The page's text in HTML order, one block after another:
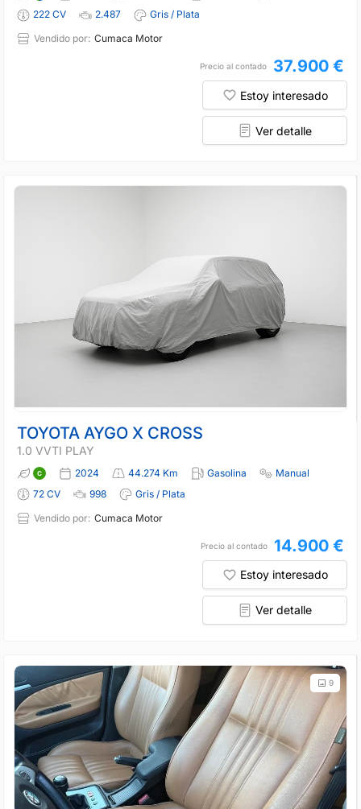
222 CV
2.487
Gris / Plata
Vendido por: Cumaca Motor
Precio al contado 37.900 €
Estoy interesado
Ver detalle
TOYOTA AYGO X CROSS
1.0 VVTI PLAY
2024 44.274 Km Gasolina
Manual
72 CV
998
Gris / Plata
Vendido por: Cumaca Motor
Precio al contado 14.900 €
Estoy interesado
Ver detalle
9